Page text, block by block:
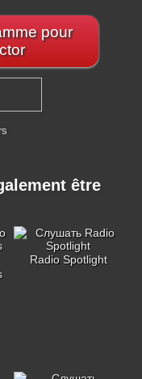
pour
être
Radio Spotlight